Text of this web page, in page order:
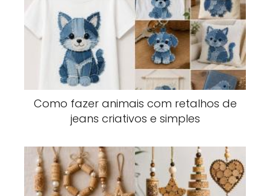
Como fazer animais com retalhos de
jeans criativos e simples